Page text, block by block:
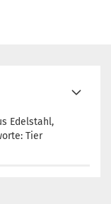
Edelstahl,
Tier